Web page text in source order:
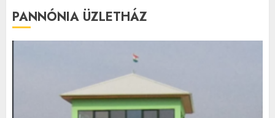
PANNÓNIA ÜZLETHÁZ